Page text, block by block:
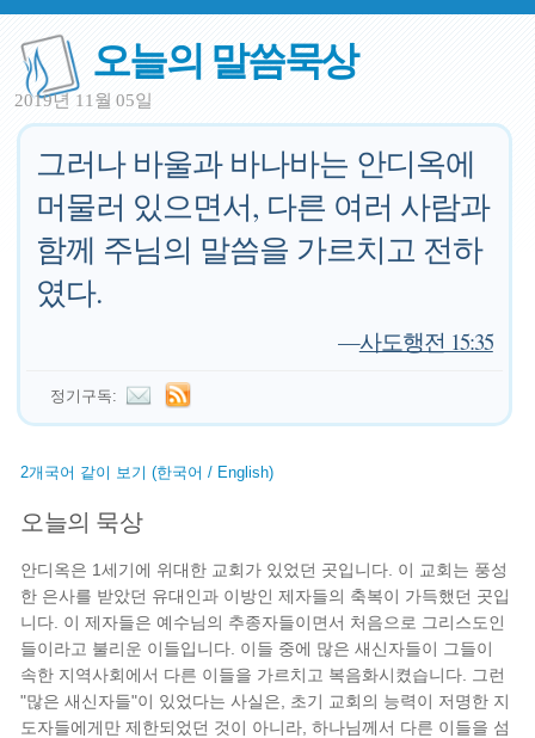
오늘의 말씀묵상
2019년 11월 05일
그러나 바울과 바나바는 안디옥에
머물러 있으면서, 다른 여러 사람과
함께 주님의 말씀을 가르치고 전하
였다.
—사도행전 15:35
정기구독:
2개국어 같이 보기 (한국어 / English)
오늘의 묵상
안디옥은 1세기에 위대한 교회가 있었던 곳입니다. 이 교회는 풍성
한 은사를 받았던 유대인과 이방인 제자들의 축복이 가득했던 곳입
니다. 이 제자들은 예수님의 추종자들이면서 처음으로 그리스도인
들이라고 불리운 이들입니다. 이들 중에 많은 새신자들이 그들이
속한 지역사회에서 다른 이들을 가르치고 복음화시켰습니다. 그런
"많은 새신자들"이 있었다는 사실은, 초기 교회의 능력이 저명한 지
도자들에게만 제한되었던 것이 아니라, 하나님께서 다른 이들을 섬